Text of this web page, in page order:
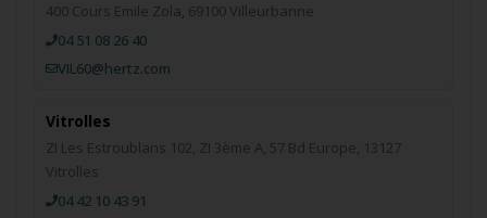
400 Cours Emile Zola, 69100 Villeurbanne
04 51 08 26 40
VIL60@hertz.com
Vitrolles
ZI Les Estroublans 102, ZI 3ème A, 57 Bd Europe, 13127
Vitrolles
04 42 10 43 91